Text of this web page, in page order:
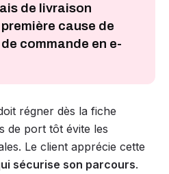
de livraison
cause de
commande en e-
régner dès la fiche
de port tôt évite les
Le client apprécie cette
sécurise son parcours.